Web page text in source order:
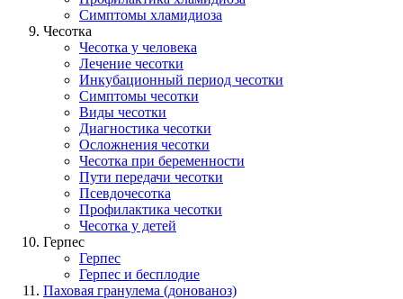
Симптомы хламидиоза
Чесотка
Чесотка у человека
Лечение чесотки
Инкубационный период чесотки
Симптомы чесотки
Виды чесотки
Диагностика чесотки
Осложнения чесотки
Чесотка при беременности
Пути передачи чесотки
Псевдочесотка
Профилактика чесотки
Чесотка у детей
Герпес
Герпес
Герпес и бесплодие
Паховая гранулема (донованоз)